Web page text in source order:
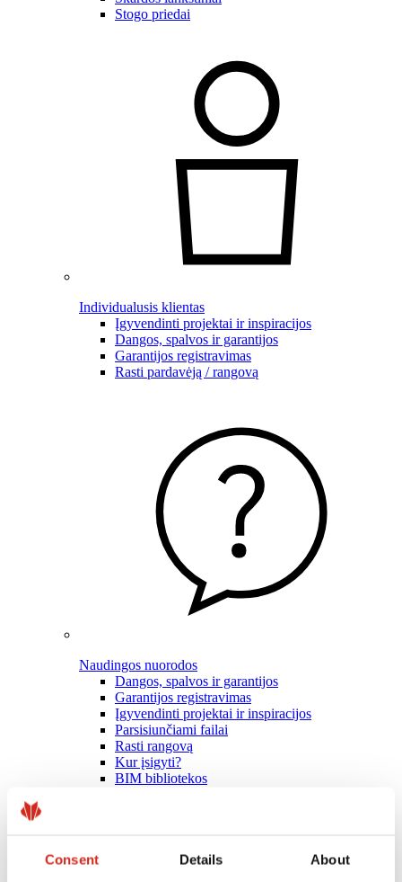
Consent Details About
Stogo priedai
Individualusis klientas
Įgyvendinti projektai ir inspiracijos
Dangos, spalvos ir garantijos
Garantijos registravimas
Rasti pardavėją / rangovą
Naudingos nuorodos
Dangos, spalvos ir garantijos
Garantijos registravimas
Įgyvendinti projektai ir inspiracijos
Parsisiunčiami failai
Rasti rangovą
Kur įsigyti?
BIM bibliotekos